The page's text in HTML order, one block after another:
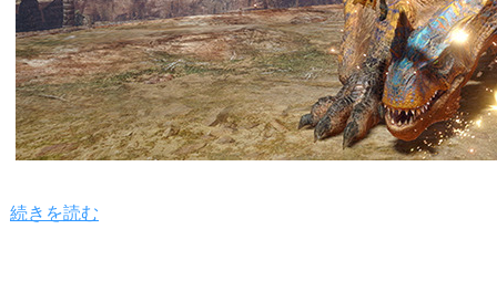
続きを読む